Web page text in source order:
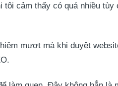
tôi cảm thấy có quá nhiều tùy
mượt mà khi duyệt